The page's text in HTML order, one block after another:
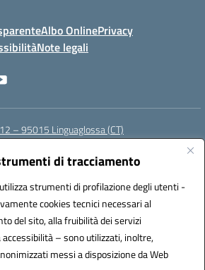
di tracciamento
strumenti di profilazione degli utenti -
cookies tecnici necessari al
del sito, alla fruibilità dei servizi
– sono utilizzati, inoltre,
messi a disposizione da Web
Albo OnlinePrivacy
Note legali
– 95015 Linguaglossa (CT)
(PEC):ctic83200r@pec.istruzione.it
Amministrazioni (IPA): istsc_CTIC83200R
(CUF): UF7TEB